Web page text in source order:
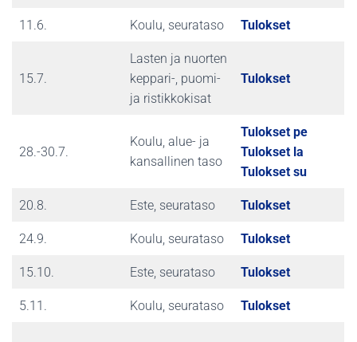
11.6. Koulu, seurataso Tulokset
15.7.
Lasten ja nuorten
keppari-, puomi-
ja ristikkokisat
Tulokset
28.-30.7.
Koulu, alue- ja
kansallinen taso
Tulokset pe
Tulokset la
Tulokset su
20.8. Este, seurataso Tulokset
24.9. Koulu, seurataso Tulokset
15.10. Este, seurataso Tulokset
5.11. Koulu, seurataso Tulokset